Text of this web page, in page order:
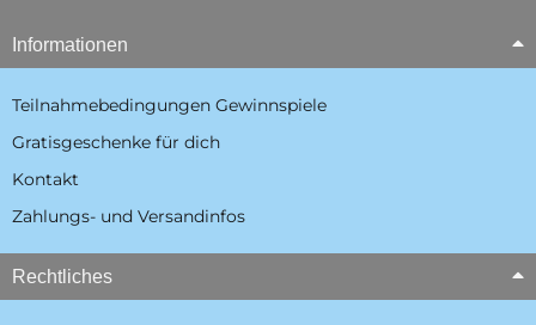
Informationen
Teilnahmebedingungen Gewinnspiele
Gratisgeschenke für dich
Kontakt
Zahlungs- und Versandinfos
Rechtliches